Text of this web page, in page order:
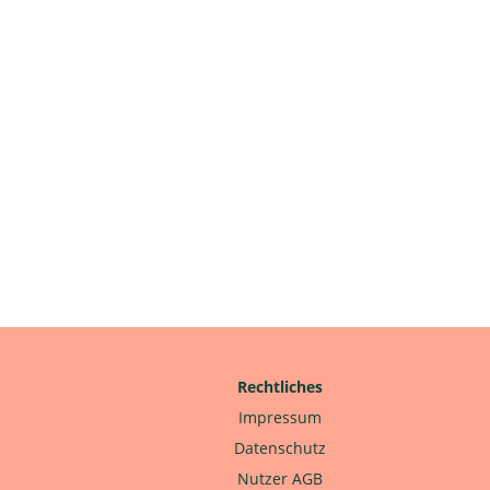
Rechtliches
Impressum
Datenschutz
Nutzer AGB